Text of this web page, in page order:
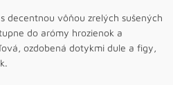
decentnou vôňou zrelých sušených
do arómy hrozienok a
ozdobená dotykmi dule a figy,